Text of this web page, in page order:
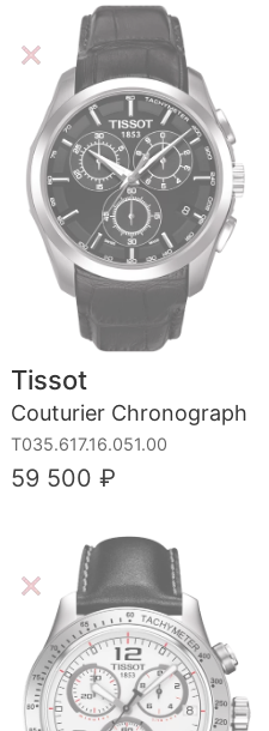
Tissot
Couturier Chronograph
T035.617.16.051.00
59 500 ₽